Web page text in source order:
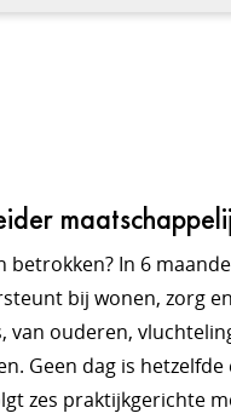
betrokken? In 6
bij wonen, zorg en
van ouderen,
Geen dag is hetzelfde
zes praktijkgerichte